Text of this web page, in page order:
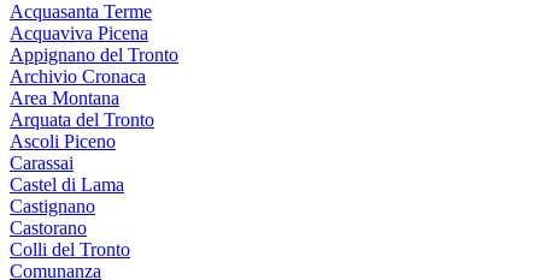
Acquasanta Terme
Acquaviva Picena
Appignano del Tronto
Archivio Cronaca
Area Montana
Arquata del Tronto
Ascoli Piceno
Carassai
Castel di Lama
Castignano
Castorano
Colli del Tronto
Comunanza